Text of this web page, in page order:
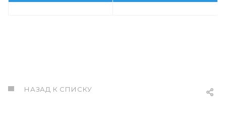
НАЗАД К СПИСКУ